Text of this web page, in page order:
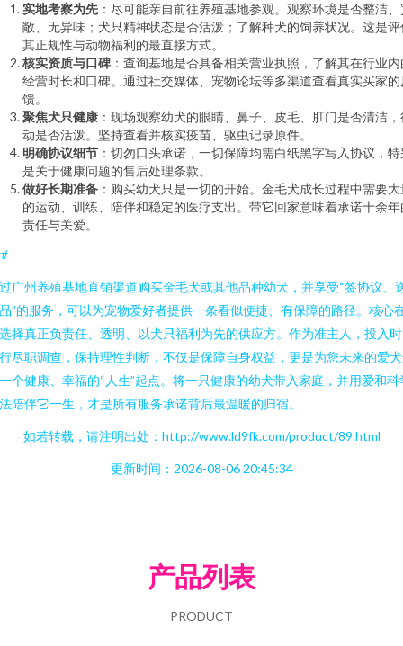
实地考察为先 ：尽可能亲自前往养殖基地参观。观察环境是否整洁、
敞、无异味；犬只精神状态是否活泼；了解种犬的饲养状况。这是评
其正规性与动物福利的最直接方式。
核实资质与口碑 ：查询基地是否具备相关营业执照，了解其在行业内
经营时长和口碑。通过社交媒体、宠物论坛等多渠道查看真实买家的
馈。
聚焦犬只健康 ：现场观察幼犬的眼睛、鼻子、皮毛、肛门是否清洁，
动是否活泼。坚持查看并核实疫苗、驱虫记录原件。
明确协议细节 ：切勿口头承诺，一切保障均需白纸黑字写入协议，特
是关于健康问题的售后处理条款。
做好长期准备 ：购买幼犬只是一切的开始。金毛犬成长过程中需要大
的运动、训练、陪伴和稳定的医疗支出。带它回家意味着承诺十余年
责任与关爱。
广州养殖基地直销渠道购买金毛犬或其他品种幼犬，并享受“签协议、
”的服务，可以为宠物爱好者提供一条看似便捷、有保障的路径。核心
择真正负责任、透明、以犬只福利为先的供应方。作为准主人，投入
尽职调查，保持理性判断，不仅是保障自身权益，更是为您未来的爱
个健康、幸福的“人生”起点。将一只健康的幼犬带入家庭，并用爱和科
陪伴它一生，才是所有服务承诺背后最温暖的归宿。
如若转载，请注明出处：http://www.ld9fk.com/product/89.html
更新时间：2026-08-06 20:45:34
产品列表
PRODUCT